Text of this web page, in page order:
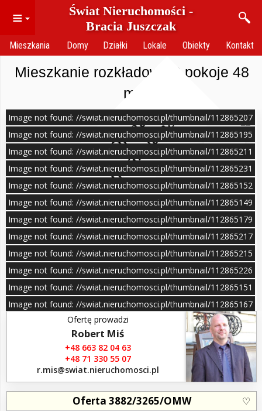
≡
Świat Nieruchomości -
Bracia Juszczak
Mieszkania Domy Działki Lokale Obiekty Kontakt
Mieszkanie rozkładowe 2 pokoje 48
m²
O
f
e
r
t
a
n
i
e
a
k
t
u
a
l
n
a
–/12
Image not found: //swiat.nieruchomosci.pl/thumbnail/112865207
Image not found: //swiat.nieruchomosci.pl/thumbnail/112865195
Image not found: //swiat.nieruchomosci.pl/thumbnail/112865211
Image not found: //swiat.nieruchomosci.pl/thumbnail/112865231
Image not found: //swiat.nieruchomosci.pl/thumbnail/112865152
Image not found: //swiat.nieruchomosci.pl/thumbnail/112865149
Image not found: //swiat.nieruchomosci.pl/thumbnail/112865179
Image not found: //swiat.nieruchomosci.pl/thumbnail/112865217
Image not found: //swiat.nieruchomosci.pl/thumbnail/112865215
Image not found: //swiat.nieruchomosci.pl/thumbnail/112865226
Image not found: //swiat.nieruchomosci.pl/thumbnail/112865151
Image not found: //swiat.nieruchomosci.pl/thumbnail/112865167
Image not found: //swiat.nieruchomosci.pl/mini/112865207
Ofertę prowadzi
Robert Miś
+48 663 82 04 63
+48 71 330 55 07
r.mis​@swiat.nieruchomosci.pl
Oferta 3882/3265/OMW